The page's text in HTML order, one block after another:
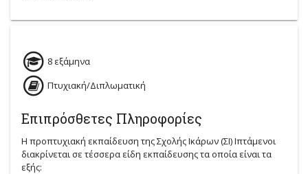
8 εξάμηνα
Πτυχιακή/Διπλωματική
Επιπρόσθετες Πληροφορίες
Η προπτυχιακή εκπαίδευση της Σχολής Ικάρων (ΣΙ) Ιπτάμενοι
διακρίνεται σε τέσσερα είδη εκπαίδευσης τα οποία είναι τα
εξής: